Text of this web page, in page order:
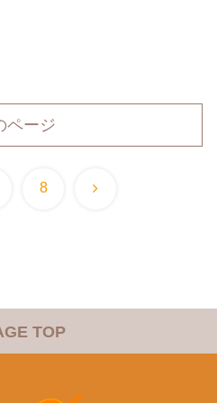
ページ
8 次
TOP